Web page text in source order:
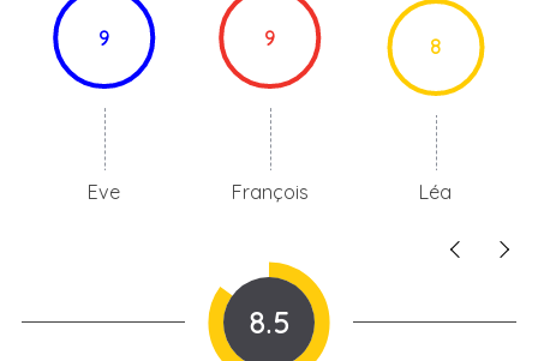
9
Eve
9
François
8
Léa
8.5